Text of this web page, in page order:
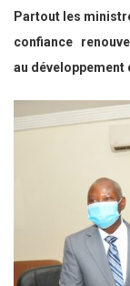
Partout les
confiance
au développement